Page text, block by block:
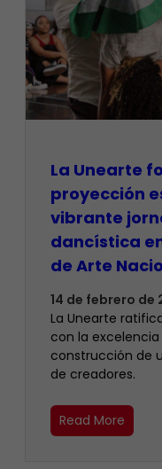
La Unearte
proyección
vibrante
dancística
de Arte
14 de febrero de
La Unearte
con la
construcción de
de creadores.
Read More